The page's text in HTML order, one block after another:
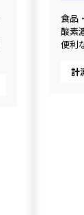
食品
酸素
便利
計